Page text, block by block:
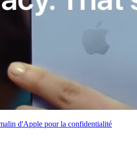
d'Apple pour la confidentialité